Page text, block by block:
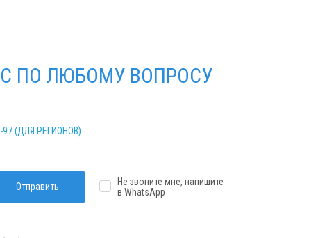
ПО ЛЮБОМУ ВОПРОСУ
97 (ДЛЯ РЕГИОНОВ)
Отправить
Не звоните мне, напишите
в WhatsApp